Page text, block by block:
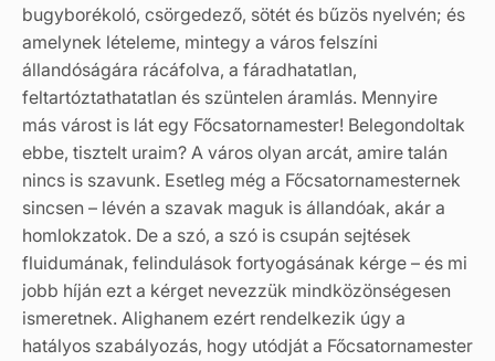
bugyborékoló, csörgedező, sötét és bűzös nyelvén; és
amelynek lételeme, mintegy a város felszíni
állandóságára rácáfolva, a fáradhatatlan,
feltartóztathatatlan és szüntelen áramlás. Mennyire
más várost is lát egy Főcsatornamester! Belegondoltak
ebbe, tisztelt uraim? A város olyan arcát, amire talán
nincs is szavunk. Esetleg még a Főcsatornamesternek
sincsen – lévén a szavak maguk is állandóak, akár a
homlokzatok. De a szó, a szó is csupán sejtések
fluidumának, felindulások fortyogásának kérge – és mi
jobb híján ezt a kérget nevezzük mindközönségesen
ismeretnek. Alighanem ezért rendelkezik úgy a
hatályos szabályozás, hogy utódját a Főcsatornamester